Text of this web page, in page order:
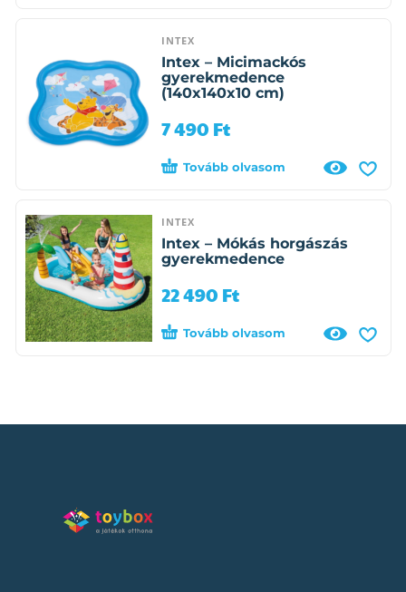
INTEX
Intex – Micimackós
gyerekmedence
(140x140x10 cm)
7 490 Ft
Tovább olvasom
INTEX
Intex – Mókás horgászás
gyerekmedence
22 490 Ft
Tovább olvasom